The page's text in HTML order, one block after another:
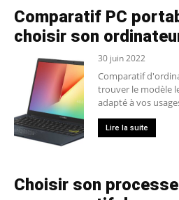
Comparatif PC
choisir son
30 juin 2022
Comparatif
trouver le modèle
adapté à vos
Lire la suite
Choisir son